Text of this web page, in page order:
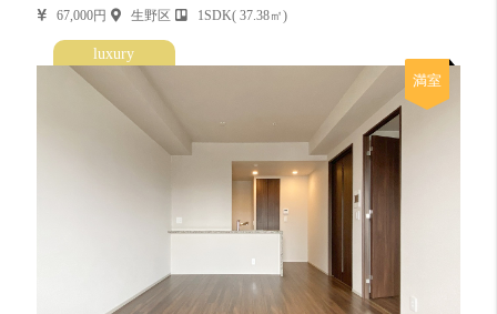
67,000円
生野区 1SDK( 37.38㎡)
luxury
満室